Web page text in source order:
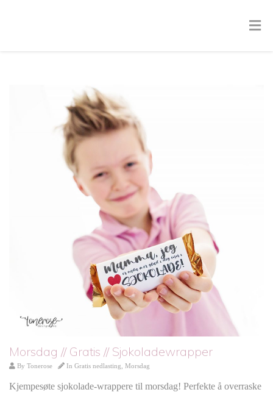
Morsdag // Gratis // Sjokoladewrapper
By Tonerose In Gratis nedlasting Morsdag
Kjempesøte sjokolade-wrappere til morsdag! Perfekte å overraske